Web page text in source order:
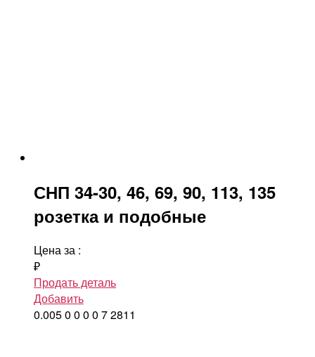
СНП 34-30, 46, 69, 90, 113, 135
розетка и подобные
Цена за :
₽
Продать деталь
Добавить
0.0050 0 0 0 72811